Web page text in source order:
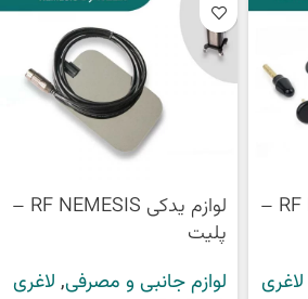
لوازم یدکی RF NEMESIS –
لاغری
لوازم یدکی RF NEMESIS –
پلیت
لوازم جانبی و مصرفی, لاغری